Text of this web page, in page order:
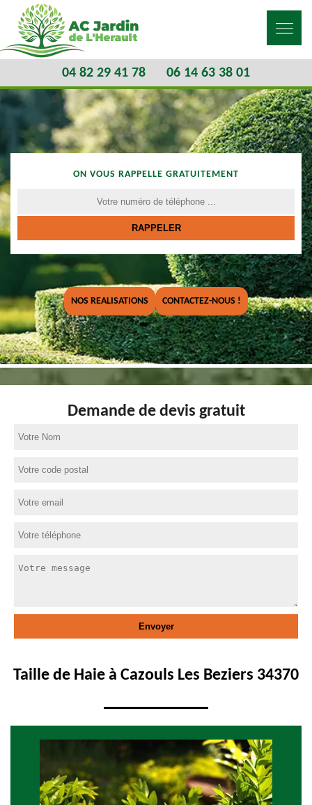
04 82 29 41 78 06 14 63 38 01
ON VOUS RAPPELLE GRATUITEMENT
NOS REALISATIONS CONTACTEZ-NOUS !
Demande de devis gratuit
Taille de Haie à Cazouls Les Beziers 34370